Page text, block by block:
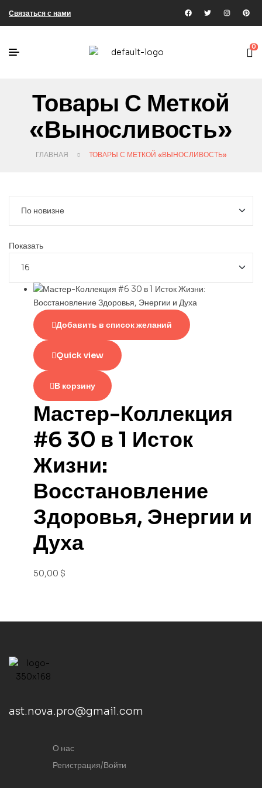
Связаться с нами
0
Товары С Меткой
«выносливость»
ГЛАВНАЯ ТОВАРЫ С МЕТКОЙ «ВЫНОСЛИВОСТЬ»
Показать
Добавить в список желаний
Quick view
В корзину
Мастер-Коллекция
#6 30 в 1 Исток
Жизни:
Восстановление
Здоровья, Энергии и
Духа
50,00 $
ast.nova.pro@gmail.com
О нас
Регистрация/Войти